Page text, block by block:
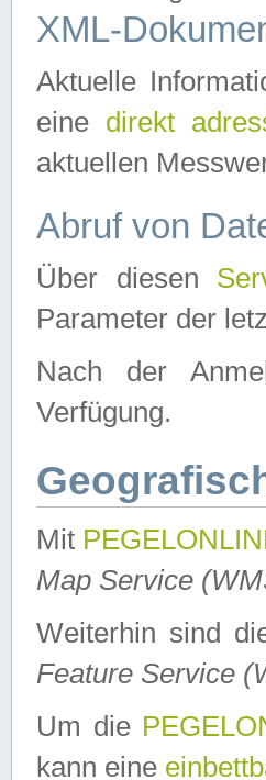
XML-
Aktuelle
eine direkt
aktuellen
Abruf von
Über diesen
Parameter der
Nach der
Verfügung.
Mit
Map Service
Weiterhin sind
Feature Service
Um die
kann eine